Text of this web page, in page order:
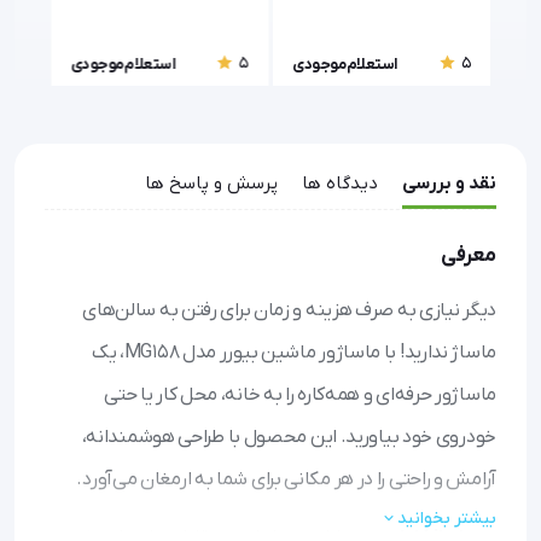
5 استعلام موجودی 5 استعلام موجودی
نقد و بررسی دیدگاه ها پرسش و پاسخ ها
معرفی
دیگر نیازی به صرف هزینه و زمان برای رفتن به سالن‌های
ماساژ ندارید! با ماساژور ماشین بیورر مدل MG158، یک
ماساژور حرفه‌ای و همه‌کاره را به خانه، محل کار یا حتی
خودروی خود بیاورید. این محصول با طراحی هوشمندانه،
آرامش و راحتی را در هر مکانی برای شما به ارمغان می‌آورد.
بیشتر بخوانید